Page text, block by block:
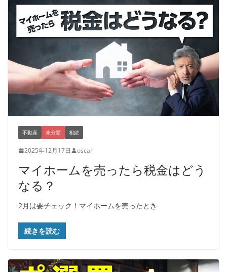
不動産 未分類 相続
2025年12月17日 oscar
マイホームを売ったら税金はどう
なる？
2月は要チェック！マイホームを売ったとき
続きを読む